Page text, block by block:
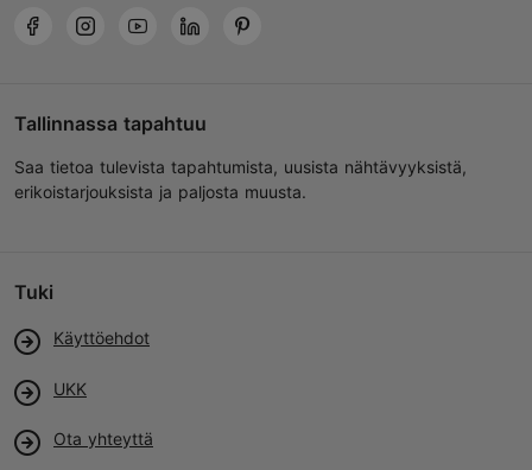
Tallinnassa tapahtuu
Saa tietoa tulevista tapahtumista, uusista nähtävyyksistä,
erikoistarjouksista ja paljosta muusta.
Tuki
Käyttöehdot
UKK
Ota yhteyttä